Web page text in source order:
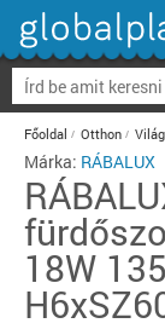
Főoldal Otthon
Márka: RÁBALUX
18W